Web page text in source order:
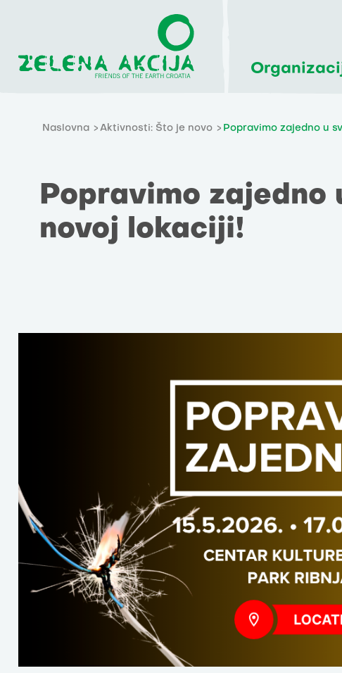
Naslovna Aktivnosti: Što je novo Popravimo zajedno u
Popravimo zajedno
novoj lokaciji!